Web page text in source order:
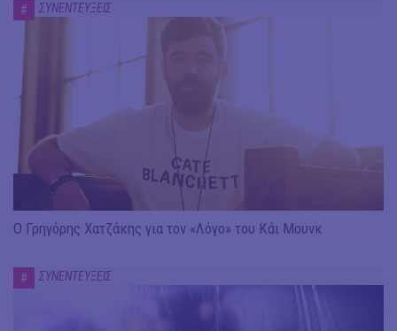
# ΣΥΝΕΝΤΕΥΞΕΙΣ
Ο Γρηγόρης Χατζάκης για τον «Λόγο» του Κάι Μουνκ
# ΣΥΝΕΝΤΕΥΞΕΙΣ